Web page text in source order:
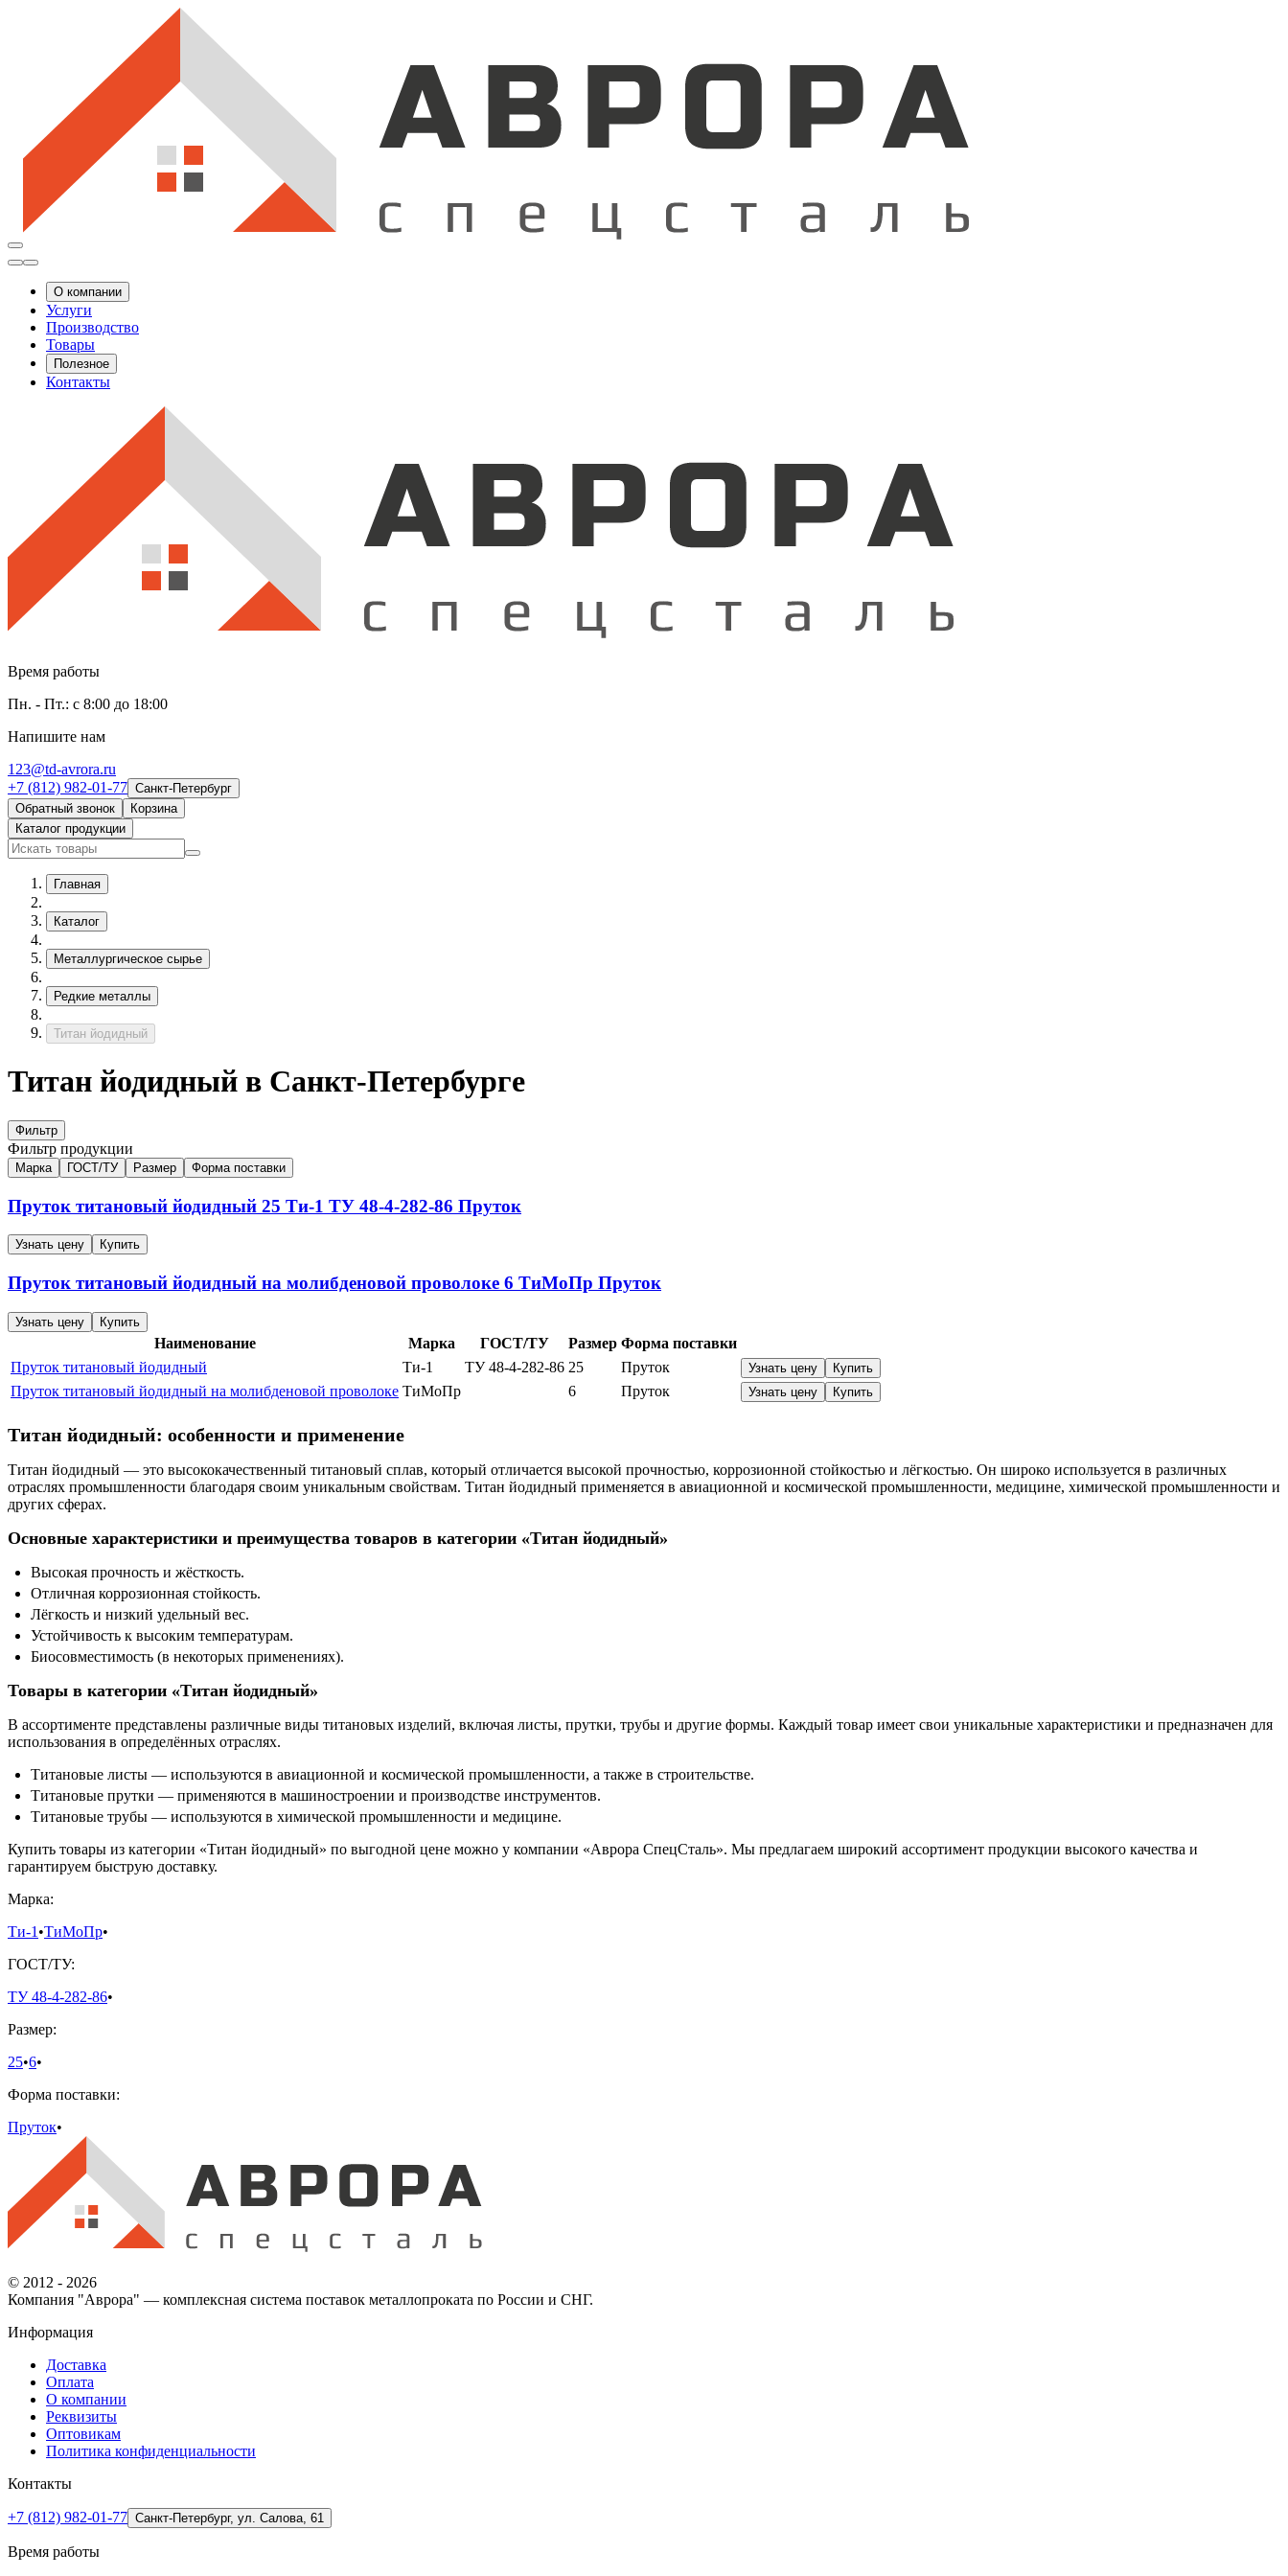
О компании
Услуги
Производство
Товары
Полезное
Контакты
Время работы
Пн. - Пт.: с 8:00 до 18:00
Напишите нам
123@td-avrora.ru
+7 (812) 982-01-77 Санкт-Петербург
Обратный звонок
Корзина
Каталог продукции
Главная
Каталог
Металлургическое сырье
Редкие металлы
Титан йодидный
Титан йодидный в Санкт-Петербурге
Фильтр
Фильтр продукции
Марка ГОСТ/ТУ Размер Форма поставки
Пруток титановый йодидный 25 Ти-1 ТУ 48-4-282-86 Пруток
Узнать цену Купить
Пруток титановый йодидный на молибденовой проволоке 6 ТиМоПр Пруток
Узнать цену Купить
Наименование Марка ГОСТ/ТУ Размер Форма поставки
Пруток титановый йодидный
Ти-1 ТУ 48-4-282-86 25 Пруток Узнать цену Купить
Пруток титановый йодидный на молибденовой проволоке ТиМоПр 6 Пруток Узнать цену Купить
Титан йодидный: особенности и применение
Титан йодидный — это высококачественный титановый сплав, который отличается высокой прочностью, коррозионной стойкостью и лёгкостью. Он широко используется в различных
отраслях промышленности благодаря своим уникальным свойствам. Титан йодидный применяется в авиационной и космической промышленности, медицине, химической промышленности и
других сферах.
Основные характеристики и преимущества товаров в категории «Титан йодидный»
Высокая прочность и жёсткость.
Отличная коррозионная стойкость.
Лёгкость и низкий удельный вес.
Устойчивость к высоким температурам.
Биосовместимость (в некоторых применениях).
Товары в категории «Титан йодидный»
В ассортименте представлены различные виды титановых изделий, включая листы, прутки, трубы и другие формы. Каждый товар имеет свои уникальные характеристики и предназначен для
использования в определённых отраслях.
Титановые листы — используются в авиационной и космической промышленности, а также в строительстве.
Титановые прутки — применяются в машиностроении и производстве инструментов.
Титановые трубы — используются в химической промышленности и медицине.
Купить товары из категории «Титан йодидный» по выгодной цене можно у компании «Аврора СпецСталь». Мы предлагаем широкий ассортимент продукции высокого качества и
гарантируем быструю доставку.
Марка:
Ти-1 •ТиМоПр•
ГОСТ/ТУ:
ТУ 48-4-282-86•
Размер:
25•6•
Форма поставки:
Пруток•
© 2012 - 2026
Компания "Аврора" — комплексная система поставок металлопроката по России и СНГ.
Информация
Доставка
Оплата
О компании
Реквизиты
Оптовикам
Политика конфиденциальности
Контакты
+7 (812) 982-01-77 Санкт-Петербург, ул. Салова, 61
Время работы